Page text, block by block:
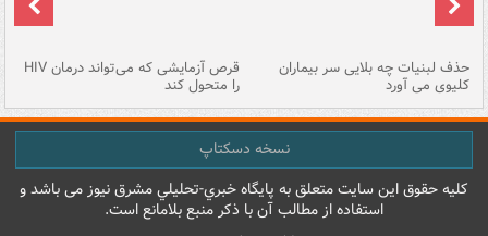
حذف لبنیات چه بلایی سر بیماران
کلیوی می آورد
قرص آزمایشی که می‌تواند درمان HIV
را متحول کند
نسخه دسکتاپ
کليه حقوق اين سايت متعلق به پایگاه خبري-تحليلي مشرق نيوز می باشد و
استفاده از مطالب آن با ذکر منبع بلامانع است.